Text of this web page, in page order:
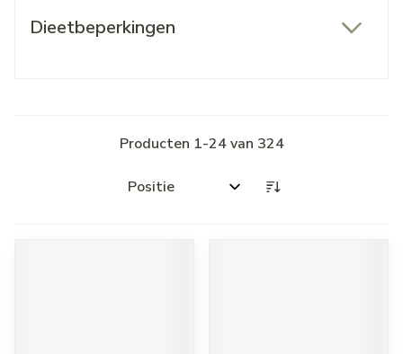
Dieetbeperkingen
Producten 1-24van 324
Sorteer op: